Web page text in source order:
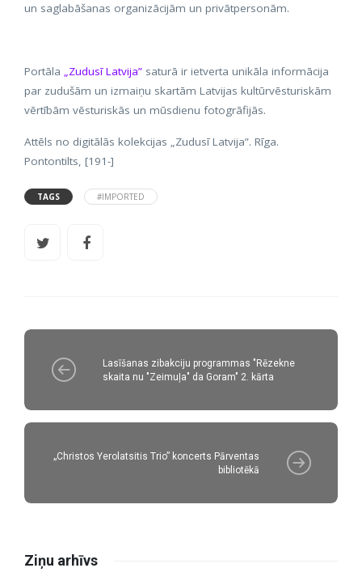
un saglabāšanas organizācijām un privātpersonām.
Portāla „Zudusī Latvija” saturā ir ietverta unikāla informācija
par zudušām un izmaiņu skartām Latvijas kultūrvēsturiskām
vērtībām vēsturiskās un mūsdienu fotogrāfijās.
Attēls no digitālās kolekcijas „Zudusī Latvija”. Rīga.
Pontontilts, [191-]
TAGS #IMPORTED
Lasīšanas zibakciju programmas "Rēzekne
skaita nu "Zeimuļa" da Goram" 2. kārta
„Christos Yerolatsitis Trio” koncerts Pārventas
bibliotēkā
Ziņu arhīvs